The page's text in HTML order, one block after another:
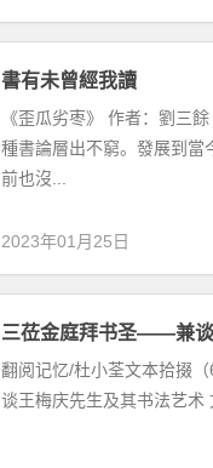
書有未曾經我讀
《歪瓜劣枣》 作者：劉三
種書論層出不窮。發展到當
前也沒...
2023年01月25日
三莅金庭拜书圣——兼
翻阅记忆/杜小荃文本拾
谈王梅庆先生及其书法艺术